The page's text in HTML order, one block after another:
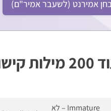
אמירנט (לשעבר אמיר"ם)
50 מילים באנגלית
Immature – לא